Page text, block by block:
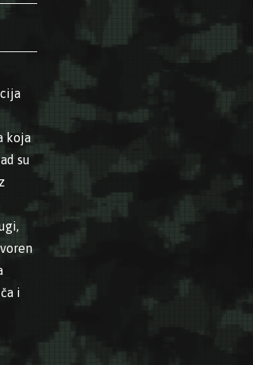
koja
su
i